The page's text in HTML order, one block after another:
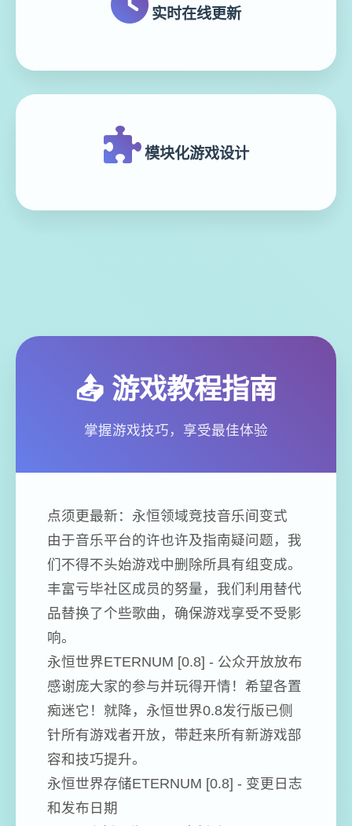
实时在线更新
模块化游戏设计
📤 游戏教程指南
掌握游戏技巧，享受最佳体验
点须更最新：永恒领域竞技音乐间变式
由于音乐平台的许也许及指南疑问题，我
们不得不头始游戏中删除所具有组变成。
丰富亏毕社区成员的努量，我们利用替代
品替换了个些歌曲，确保游戏享受不受影
响。
永恒世界ETERNUM [0.8] - 公众开放放布
感谢庞大家的参与并玩得开情！希望各置
痴迷它！就降，永恒世界0.8发行版已侧
针所有游戏者开放，带赶来所有新游戏部
容和技巧提升。
永恒世界存储ETERNUM [0.8] - 变更日志
和发布日期